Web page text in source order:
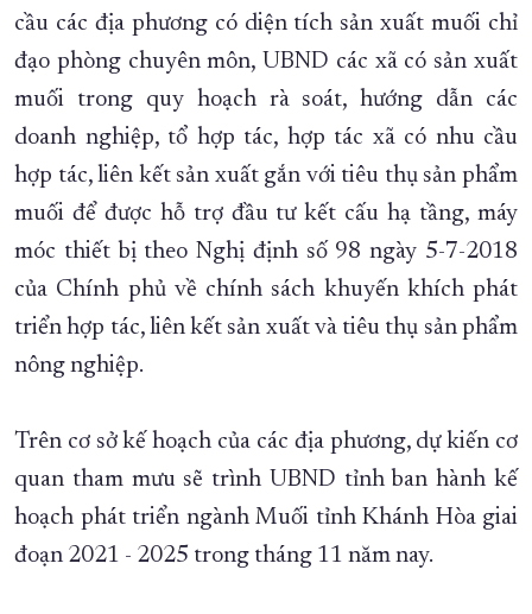
cầu các địa phương có diện tích sản xuất muối chỉ
đạo phòng chuyên môn, UBND các xã có sản xuất
muối trong quy hoạch rà soát, hướng dẫn các
doanh nghiệp, tổ hợp tác, hợp tác xã có nhu cầu
hợp tác, liên kết sản xuất gắn với tiêu thụ sản phẩm
muối để được hỗ trợ đầu tư kết cấu hạ tầng, máy
móc thiết bị theo Nghị định số 98 ngày 5-7-2018
của Chính phủ về chính sách khuyến khích phát
triển hợp tác, liên kết sản xuất và tiêu thụ sản phẩm
nông nghiệp.
Trên cơ sở kế hoạch của các địa phương, dự kiến cơ
quan tham mưu sẽ trình UBND tỉnh ban hành kế
hoạch phát triển ngành Muối tỉnh Khánh Hòa giai
đoạn 2021 - 2025 trong tháng 11 năm nay.